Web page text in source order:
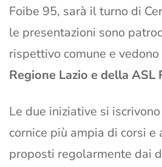
Foibe 95, sarà il turno di
le presentazioni sono
rispettivo comune e
Regione Lazio e della ASL
Le due iniziative si
cornice più ampia di corsi e
proposti regolarmente dai